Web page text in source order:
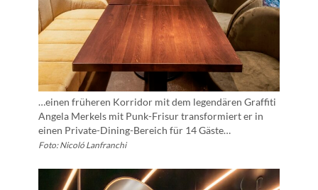
…einen früheren Korridor mit dem legendären Graffiti
Angela Merkels mit Punk-Frisur transformiert er in
einen Private-Dining-Bereich für 14 Gäste…
Foto: Nicoló Lanfranchi